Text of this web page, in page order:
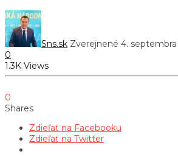
Sns.sk Zverejnené 4. septembra
0
1.3K Views
0
Shares
Zdieľať na Facebooku
Zdieľať na Twitter